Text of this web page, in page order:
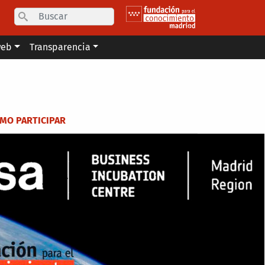
Search
Transparencia
PARTICIPAR